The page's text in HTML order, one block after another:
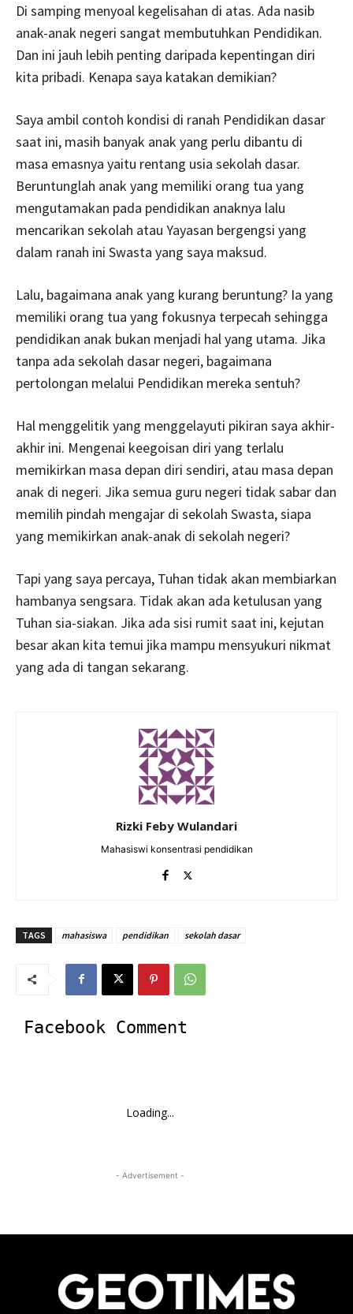
Di samping menyoal kegelisahan di atas. Ada nasib
anak-anak negeri sangat membutuhkan Pendidikan.
Dan ini jauh lebih penting daripada kepentingan diri
kita pribadi. Kenapa saya katakan demikian?
Saya ambil contoh kondisi di ranah Pendidikan dasar
saat ini, masih banyak anak yang perlu dibantu di
masa emasnya yaitu rentang usia sekolah dasar.
Beruntunglah anak yang memiliki orang tua yang
mengutamakan pada pendidikan anaknya lalu
mencarikan sekolah atau Yayasan bergengsi yang
dalam ranah ini Swasta yang saya maksud.
Lalu, bagaimana anak yang kurang beruntung? Ia yang
memiliki orang tua yang fokusnya terpecah sehingga
pendidikan anak bukan menjadi hal yang utama. Jika
tanpa ada sekolah dasar negeri, bagaimana
pertolongan melalui Pendidikan mereka sentuh?
Hal menggelitik yang menggelayuti pikiran saya akhir-
akhir ini. Mengenai keegoisan diri yang terlalu
memikirkan masa depan diri sendiri, atau masa depan
anak di negeri. Jika semua guru negeri tidak sabar dan
memilih pindah mengajar di sekolah Swasta, siapa
yang memikirkan anak-anak di sekolah negeri?
Tapi yang saya percaya, Tuhan tidak akan membiarkan
hambanya sengsara. Tidak akan ada ketulusan yang
Tuhan sia-siakan. Jika ada sisi rumit saat ini, kejutan
besar akan kita temui jika mampu mensyukuri nikmat
yang ada di tangan sekarang.
Rizki Feby Wulandari
Mahasiswi konsentrasi pendidikan
TAGS mahasiswa pendidikan sekolah dasar
Facebook Comment
Loading...
- Advertisement -